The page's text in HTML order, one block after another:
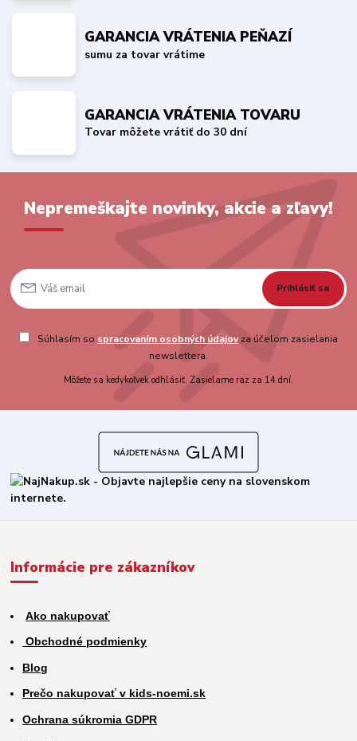
GARANCIA VRÁTENIA PEŇAZÍ
sumu za tovar vrátime
GARANCIA VRÁTENIA TOVARU
Tovar môžete vrátiť do 30 dní
Nepremeškajte novinky, akcie a zľavy!
Prihlásiť sa
Súhlasím so spracovaním osobných údajovza účelom zasielania
newslettera.
Môžete sa kedykoľvek odhlásiť. Zasielame raz za 14 dní.
Informácie pre zákazníkov
Ako nakupovať
Obchodné podmienky
Blog
Prečo nakupovať v kids-noemi.sk
Ochrana súkromia GDPR